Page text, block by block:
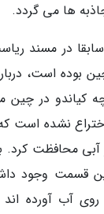
ها می گردد.
در مسند
بوده است،
کیاندو در
نشده است که
آبی محافظت کرد.
قسمت وجود
آب آورده